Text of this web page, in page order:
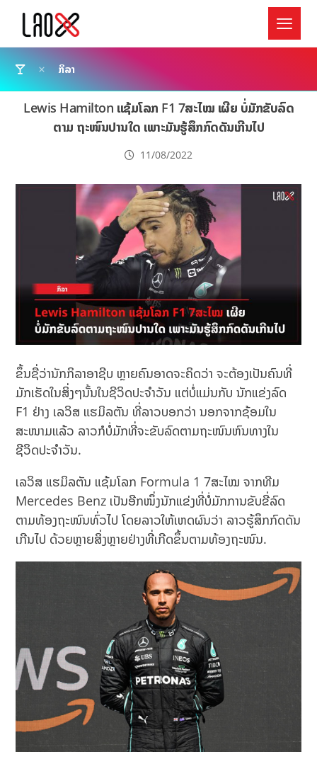
ກິລາ
Lewis Hamilton ແຊ້ມໂລກ F1 7ສະໄໝ ເຜີຍ ບໍ່ມັກຂັບລົດ
ຕາມ ຖະໜົນປານໃດ ເພາະມັນຮູ້ສຶກກົດດັນເກີນໄປ
11/08/2022
ຂຶ້ນຊື່ວ່ານັກກິລາອາຊີບ ຫຼາຍຄົນອາດຈະຄິດວ່າ ຈະຕ້ອງເປັນຄົນທີ່
ມັກເຮັດໃນສິ່ງໆນັ້ນໃນຊີວິດປະຈຳວັນ ແຕ່ບໍ່ແມ່ນກັບ ນັກແຂ່ງລົດ
F1 ຢ່າງ ເລວິສ ແຮມິລຕັນ ທີ່ລາວບອກວ່າ ນອກຈາກຊ້ອມໃນ
ສະໜາມແລ້ວ ລາວກໍບໍ່ມັກທີ່ຈະຂັບລົດຕາມຖະໜົນຫົນທາງໃນ
ຊີວິດປະຈຳວັນ.
ເລວິສ ແຮມິລຕັນ ແຊ້ມໂລກ Formula 1 7ສະໄໝ ຈາກທີມ
Mercedes Benz ເປັນອີກໜຶ່ງນັກແຂ່ງທີ່ບໍ່ມັກການຂັບຂີ່ລົດ
ຕາມທ້ອງຖະໜົນທົ່ວໄປ ໂດຍລາວໃຫ້ເຫດຜົນວ່າ ລາວຮູ້ສຶກກົດດັນ
ເກີນໄປ ດ້ວຍຫຼາຍສິ່ງຫຼາຍຢ່າງທີ່ເກີດຂຶ້ນຕາມທ້ອງຖະໜົນ.